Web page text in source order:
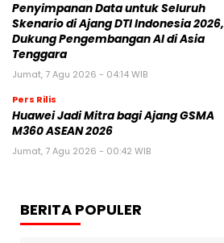
Penyimpanan Data untuk Seluruh
Skenario di Ajang DTI Indonesia 2026,
Dukung Pengembangan AI di Asia
Tenggara
Jumat, 7 Agu 2026 - 04:14 WIB
Pers Rilis
Huawei Jadi Mitra bagi Ajang GSMA
M360 ASEAN 2026
Jumat, 7 Agu 2026 - 00:42 WIB
BERITA POPULER